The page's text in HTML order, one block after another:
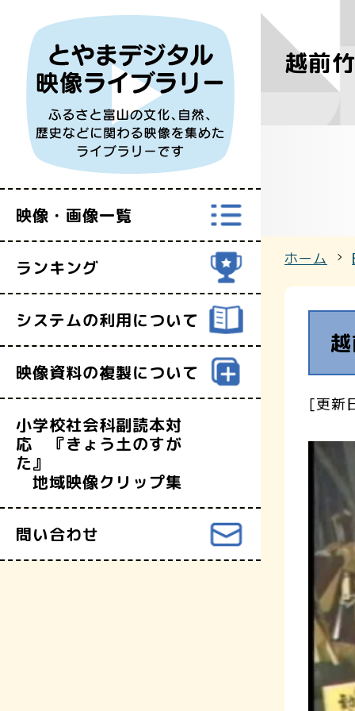
映像・画像一覧
すべての
ランキング
システムの利用について
映像資料の複製について
小学校社会科副読本対
応 『きょう土のすが
た』
地域映像クリップ集
問い合わせ
越前
ホーム
[更新